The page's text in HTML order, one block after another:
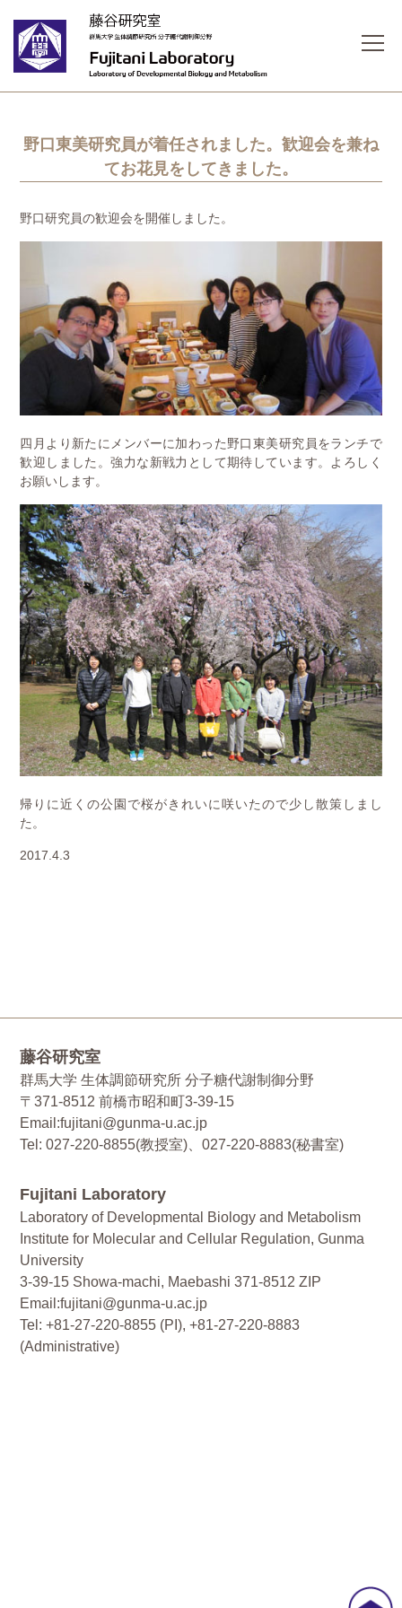
野口東美研究員が着任されました。歓迎会を兼ね
てお花見をしてきました。
野口研究員の歓迎会を開催しました。
四月より新たにメンバーに加わった野口東美研究員をランチで
歓迎しました。強力な新戦力として期待しています。よろしく
お願いします。
帰りに近くの公園で桜がきれいに咲いたので少し散策しまし
た。
2017.4.3
藤谷研究室
群馬大学 生体調節研究所 分子糖代謝制御分野
〒371-8512 前橋市昭和町3-39-15
Email:fujitani@gunma-u.ac.jp
Tel: 027-220-8855(教授室)、027-220-8883(秘書室)
Fujitani Laboratory
Laboratory of Developmental Biology and Metabolism
Institute for Molecular and Cellular Regulation, Gunma
University
3-39-15 Showa-machi, Maebashi 371-8512 ZIP
Email:fujitani@gunma-u.ac.jp
Tel: +81-27-220-8855 (PI), +81-27-220-8883
(Administrative)